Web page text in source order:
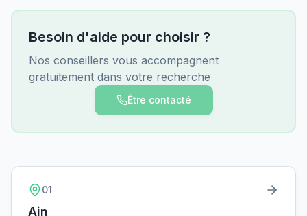
Besoin d'aide pour choisir ?
Nos conseillers vous accompagnent
gratuitement dans votre recherche
Être contacté
01
Ain